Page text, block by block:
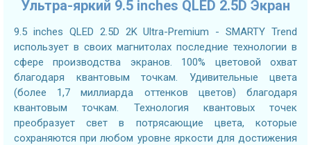
Ультра-яркий 9.5 inches QLED 2.5D Экран
9.5 inches QLED 2.5D 2K Ultra-Premium - SMARTY Trend
использует в своих магнитолах последние технологии в
сфере производства экранов. 100% цветовой охват
благодаря квантовым точкам. Удивительные цвета
(более 1,7 миллиарда оттенков цветов) благодаря
квантовым точкам. Технология квантовых точек
преобразует свет в потрясающие цвета, которые
сохраняются при любом уровне яркости для достижения